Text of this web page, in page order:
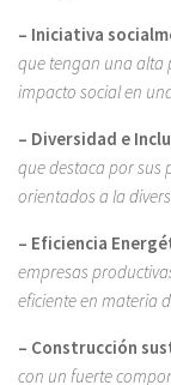
– Iniciativa
que tengan una alta
impacto social en
– Diversidad e
que destaca por sus
orientados a la
– Eficiencia
empresas
eficiente en materia
– Construcción
con un fuerte